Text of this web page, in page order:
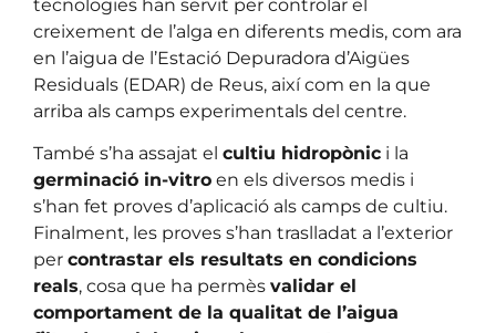
tecnologies han servit per controlar el
creixement de l’alga en diferents medis, com ara
en l’aigua de l’Estació Depuradora d’Aigües
Residuals (EDAR) de Reus, així com en la que
arriba als camps experimentals del centre.
També s’ha assajat el cultiu hidropònic i la
germinació in-vitro en els diversos medis i
s’han fet proves d’aplicació als camps de cultiu.
Finalment, les proves s’han traslladat a l’exterior
per contrastar els resultats en condicions
reals, cosa que ha permès validar el
comportament de la qualitat de l’aigua